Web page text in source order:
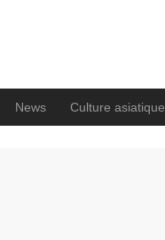
News Culture asiatique